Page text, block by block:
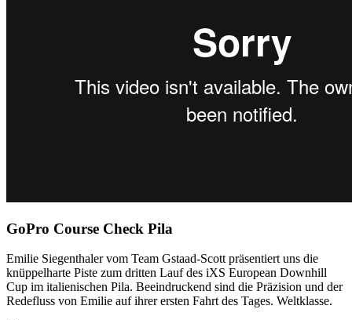
GoPro Course Check Pila
Emilie Siegenthaler vom Team Gstaad-Scott präsentiert uns die
knüppelharte Piste zum dritten Lauf des iXS European Downhill
Cup im italienischen Pila. Beeindruckend sind die Präzision und der
Redefluss von Emilie auf ihrer ersten Fahrt des Tages. Weltklasse.